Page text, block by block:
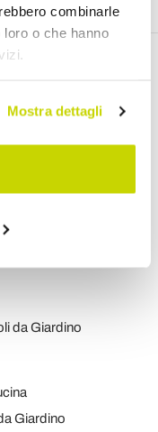
combinarle
o che hanno
Mostra dettagli
Allungabili
da Giardino
Giardino